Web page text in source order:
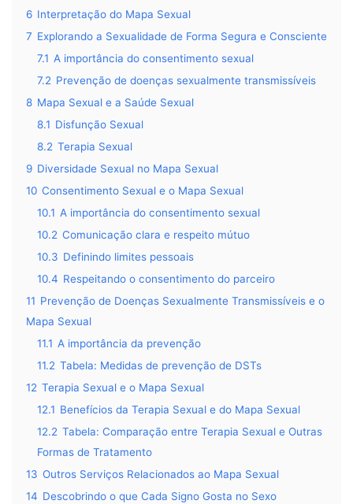
6 Interpretação do Mapa Sexual
7 Explorando a Sexualidade de Forma Segura e Consciente
7.1 A importância do consentimento sexual
7.2 Prevenção de doenças sexualmente transmissíveis
8 Mapa Sexual e a Saúde Sexual
8.1 Disfunção Sexual
8.2 Terapia Sexual
9 Diversidade Sexual no Mapa Sexual
10 Consentimento Sexual e o Mapa Sexual
10.1 A importância do consentimento sexual
10.2 Comunicação clara e respeito mútuo
10.3 Definindo limites pessoais
10.4 Respeitando o consentimento do parceiro
11 Prevenção de Doenças Sexualmente Transmissíveis e o
Mapa Sexual
11.1 A importância da prevenção
11.2 Tabela: Medidas de prevenção de DSTs
12 Terapia Sexual e o Mapa Sexual
12.1 Benefícios da Terapia Sexual e do Mapa Sexual
12.2 Tabela: Comparação entre Terapia Sexual e Outras
Formas de Tratamento
13 Outros Serviços Relacionados ao Mapa Sexual
14 Descobrindo o que Cada Signo Gosta no Sexo